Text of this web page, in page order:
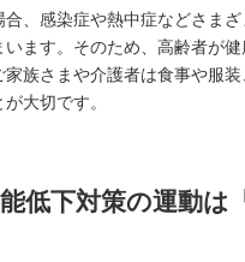
、感染症や熱中症などさま
います。そのため、高齢者が
族さまや介護者は食事や服
大切です。
低下対策の運動は